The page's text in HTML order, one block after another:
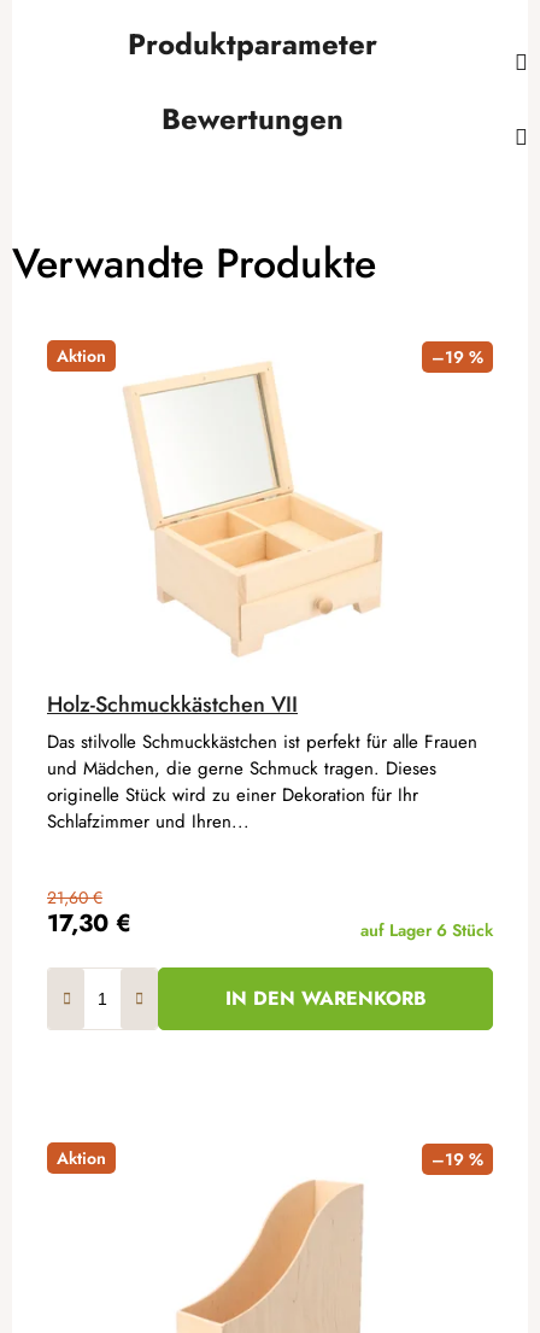
Produktparameter
Bewertungen
Verwandte Produkte
Aktion –19 %
Holz-Schmuckkästchen VII
17,30 €
21,60 €
auf Lager 6 Stück
IN DEN WARENKORB
Das stilvolle Schmuckkästchen ist perfekt für alle Frauen
und Mädchen, die gerne Schmuck tragen. Dieses
originelle Stück wird zu einer Dekoration für Ihr
Schlafzimmer und Ihren...
Aktion –19 %